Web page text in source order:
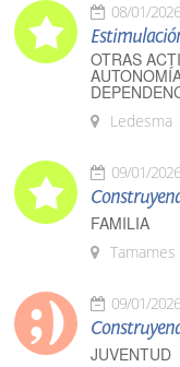
08/01/2026
OTRAS
Ledesma
09/01/2026
FAMILIA
Tamames
09/01/2026
JUVENTUD